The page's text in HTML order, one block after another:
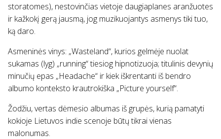
storatomes), nestovinčias vietoje daugiaplanes aranžuotes
ir kažkokį gerą jausmą, jog muzikuojantys asmenys tiki tuo,
ką daro.
Asmeninės vinys: „Wasteland“, kurios gelmėje nuolat
sukamas (lyg) „running“ tiesiog hipnotizuoja; titulinis devynių
minučių epas „Headache“ ir kiek iškrentanti iš bendro
albumo konteksto krautrokiška „Picture yourself“.
Žodžiu, vertas dėmesio albumas iš grupės, kurią pamatyti
kokioje Lietuvos indie scenoje būtų tikrai vienas
malonumas.